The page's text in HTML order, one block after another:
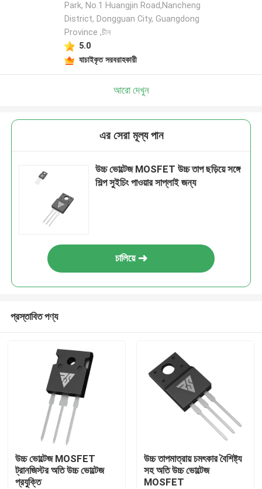
Park, No.1 Huangjin Road,Nancheng
District, Dongguan City, Guangdong
Province ,চীন
5.0
যাচাইকৃত সরবরাহকারী
আরো দেখুন
এর সেরা মূল্য পান
উচ্চ ভোল্টেজ MOSFET উচ্চ তাপ ছড়িয়ে সঙ্গে
শিল্প সুইচিং পাওয়ার সাপ্লাই জন্য
চালিয়ে
প্রস্তাবিত পণ্য
উচ্চ ভোল্টেজ MOSFET
ট্রানজিস্টর অতি উচ্চ ভোল্টেজ
প্রযুক্তি
উচ্চ তাপমাত্রায় চমৎকার বৈশিষ্ট্য
সহ অতি উচ্চ ভোল্টেজ
MOSFET